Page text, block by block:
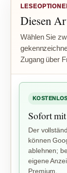
Diesen
Wählen Sie
Zugang über
Sofort
Der
können
ablehnen;
eigene
Premium.